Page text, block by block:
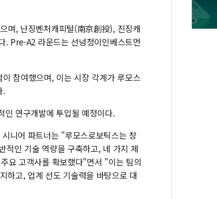
며, 난징벤처캐피털(南京創投), 진징캐
Pre-A2 라운드는 선넝청이인베스트먼
참여했으며, 이는 시장 각계가 루모스
.
인 연구개발에 투입될 예정이다.
니어 파트너는 "루모스로보틱스는 창
적인 기술 역량을 구축하고, 네 가지 제
요 고객사를 확보했다"면서 "이는 팀의
하고, 업계 선도 기술력을 바탕으로 대